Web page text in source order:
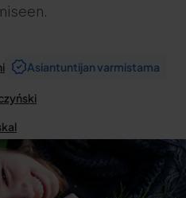
Asiantuntijan varmistama